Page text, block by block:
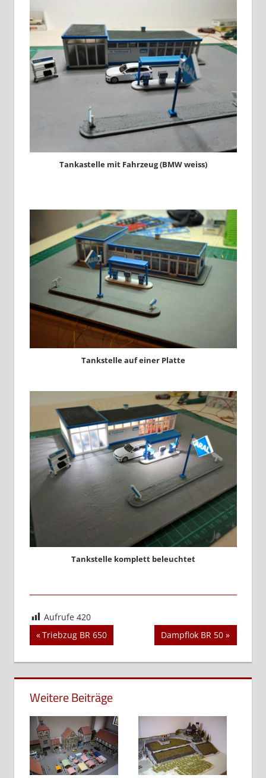
Tankastelle mit Fahrzeug (BMW weiss)
Tankstelle auf einer Platte
Tankstelle komplett beleuchtet
Aufrufe 420
Beitragsnavigation
Vorheriger
Triebzug BR 650
Nächster
Dampflok BR 50
Weitere Beiträge